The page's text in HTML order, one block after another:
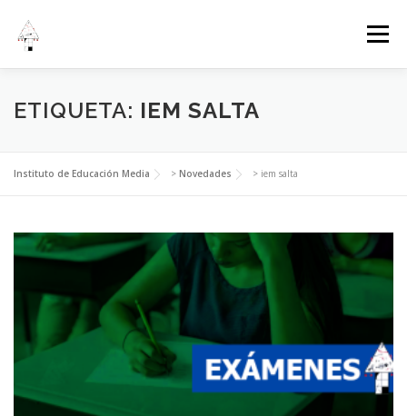
Menú
INICIO INSTITUCIONAL ADMINISTRACIÓN
ESTUDIANTES EVENTOS
ETIQUETA: IEM SALTA
Instituto de Educación Media > Novedades > iem salta